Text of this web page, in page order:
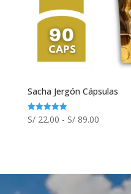
Sacha Jergón Cápsulas
Valorado
con
S/22.00 - S/89.00Rango
S/ 22.00
hasta